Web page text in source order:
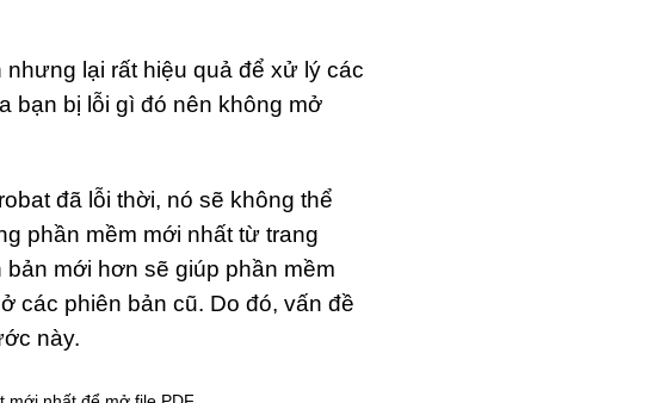
lại rất hiệu quả để xử lý các
bạn bị lỗi gì đó nên không mở
đã lỗi thời, nó sẽ không thể
phần mềm mới nhất từ ​​trang
mới hơn sẽ giúp phần mềm
các phiên bản cũ. Do đó, vấn đề
này.